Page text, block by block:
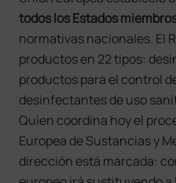
todos los Estados
normativas nacionales. El
productos en 22 tipos:
productos para el control
desinfectantes de uso
Quien coordina hoy el
Europea de Sustancias y
dirección está marcada: